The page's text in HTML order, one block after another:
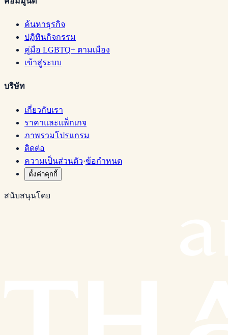
ค้นหาธุรกิจ
ปฏิทินกิจกรรม
คู่มือ LGBTQ+ ตามเมือง
เข้าสู่ระบบ
บริษัท
เกี่ยวกับเรา
ราคาและแพ็กเกจ
ภาพรวมโปรแกรม
ติดต่อ
ความเป็นส่วนตัว·ข้อกำหนด
ตั้งค่าคุกกี้
สนับสนุนโดย